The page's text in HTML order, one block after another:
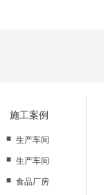
施工案例
■ 生产车间
■ 生产车间
■ 食品厂房